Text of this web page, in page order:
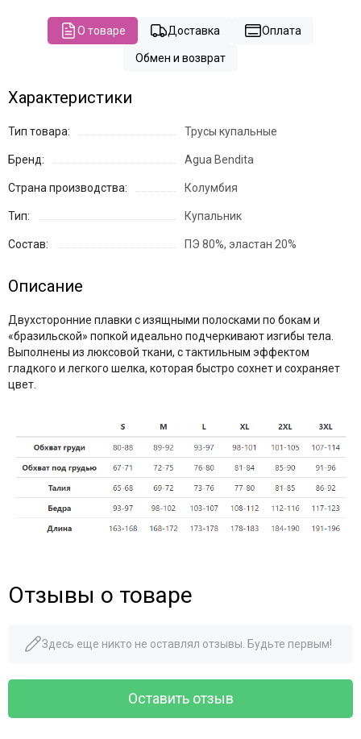
О товаре Доставка Оплата
Обмен и возврат
Характеристики
Тип товара: Трусы купальные
Бренд: Agua Bendita
Страна производства: Колумбия
Тип: Купальник
Состав: ПЭ 80%, эластан 20%
Описание
Двухсторонние плавки с изящными полосками по бокам и
«бразильской» попкой идеально подчеркивают изгибы тела.
Выполнены из люксовой ткани, с тактильным эффектом
гладкого и легкого шелка, которая быстро сохнет и сохраняет
цвет.
Отзывы о товаре
Здесь еще никто не оставлял отзывы. Будьте первым!
Оставить отзыв